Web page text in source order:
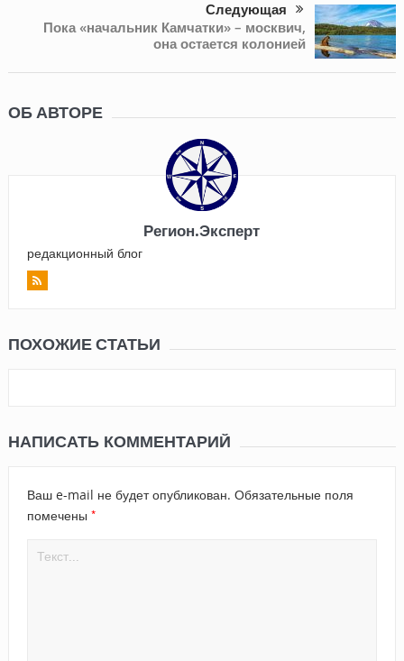
Следующая
Пока «начальник Камчатки» – москвич,
она остается колонией
ОБ АВТОРЕ
Регион.Эксперт
редакционный блог
ПОХОЖИЕ СТАТЬИ
НАПИСАТЬ КОММЕНТАРИЙ
Ваш e-mail не будет опубликован. Обязательные поля
помечены *